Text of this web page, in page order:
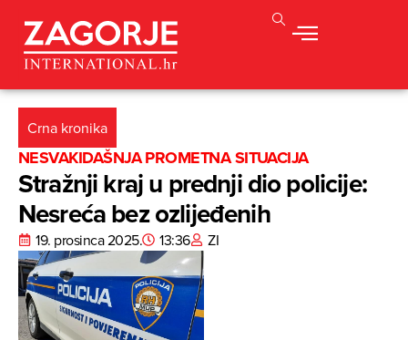
Crna kronika
NESVAKIDAŠNJA PROMETNA SITUACIJA
Stražnji kraj u prednji dio policije:
Nesreća bez ozlijeđenih
19. prosinca 2025. 13:36 ZI